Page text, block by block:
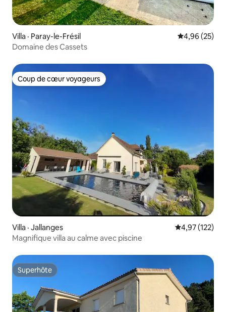
Villa · Paray-le-Frésil Note
4,96 (25)
Domaine des Cassets
Coup de cœur voyageurs
Coup de cœur voyageurs
Villa · Jallanges Note
4,97 (122)
Magnifique villa au calme avec piscine
Superhôte
Superhôte